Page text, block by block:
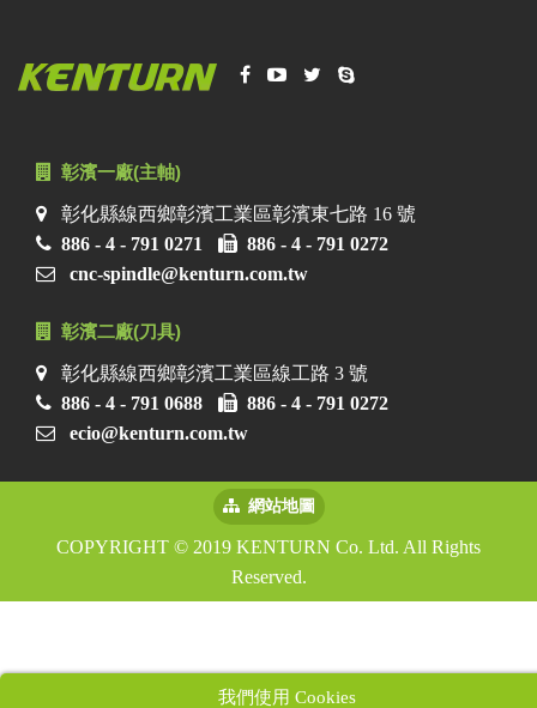
我們使用 Cookies
彰濱一廠(主軸)
彰化縣線西鄉彰濱工業區彰濱東七路 16 號
886 - 4 - 791 0271
886 - 4 - 791 0272
cnc-spindle@kenturn.com.tw
彰濱二廠(刀具)
彰化縣線西鄉彰濱工業區線工路 3 號
886 - 4 - 791 0688
886 - 4 - 791 0272
ecio@kenturn.com.tw
網站地圖
COPYRIGHT © 2019 KENTURN Co. Ltd. All Rights
Reserved.